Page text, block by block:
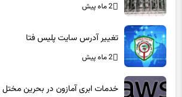
2 ماه پیش
2 ماه پیش